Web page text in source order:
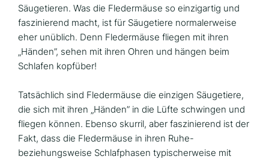
Säugetieren. Was die Fledermäuse so einzigartig und
faszinierend macht, ist für Säugetiere normalerweise
eher unüblich. Denn Fledermäuse fliegen mit ihren
„Händen”, sehen mit ihren Ohren und hängen beim
Schlafen kopfüber!
Tatsächlich sind Fledermäuse die einzigen Säugetiere,
die sich mit ihren „Händen” in die Lüfte schwingen und
fliegen können. Ebenso skurril, aber faszinierend ist der
Fakt, dass die Fledermäuse in ihren Ruhe-
beziehungsweise Schlafphasen typischerweise mit